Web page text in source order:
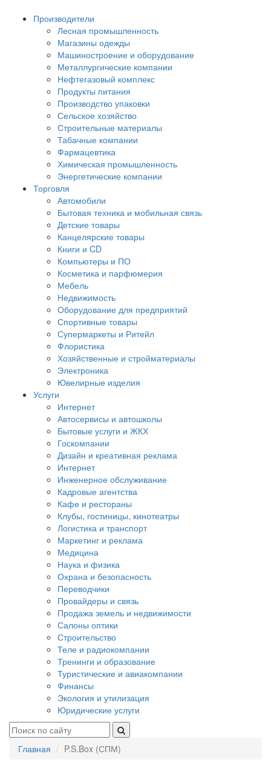
Производители
Лесная промышленность
Магазины одежды
Машиностроение и оборудование
Металлургические компании
Нефтегазовый комплекс
Продукты питания
Производство упаковки
Сельское хозяйство
Строительные материалы
Табачные компании
Фармацевтика
Химическая промышленность
Энергетические компании
Торговля
Автомобили
Бытовая техника и мобильная связь
Детские товары
Канцелярские товары
Книги и CD
Компьютеры и ПО
Косметика и парфюмерия
Мебель
Недвижимость
Оборудование для предприятий
Спортивные товары
Супермаркеты и Ритейл
Флористика
Хозяйственные и стройматериалы
Электроника
Ювелирные изделия
Услуги
Интернет
Автосервисы и автошколы
Бытовые услуги и ЖКХ
Госкомпании
Дизайн и креативная реклама
Интернет
Инженерное обслуживание
Кадровые агентства
Кафе и рестораны
Клубы, гостиницы, кинотеатры
Логистика и транспорт
Маркетинг и реклама
Медицина
Наука и физика
Охрана и безопасность
Переводчики
Провайдеры и связь
Продажа земель и недвижимости
Салоны оптики
Строительство
Теле и радиокомпании
Тренинги и образование
Туристические и авиакомпании
Финансы
Экология и утилизация
Юридические услуги
Главная P.S.Box (СПМ)